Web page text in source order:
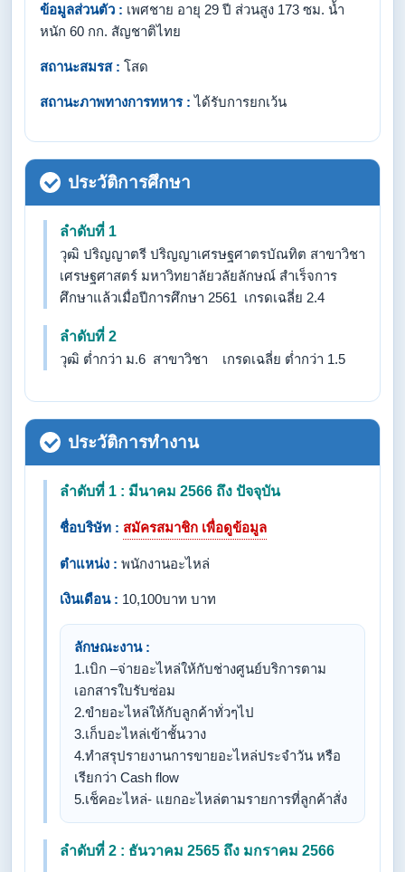
ข้อมูลส่วนตัว : เพศชาย อายุ 29 ปี ส่วนสูง 173 ซม. น้ำ
หนัก 60 กก. สัญชาติไทย
สถานะสมรส : โสด
สถานะภาพทางการทหาร : ได้รับการยกเว้น
ประวัติการศึกษา
ลำดับที่ 1
วุฒิ ปริญญาตรี ปริญญาเศรษฐศาตรบัณทิต สาขาวิชา
เศรษฐศาสตร์ มหาวิทยาลัยวลัยลักษณ์ สำเร็จการ
ศึกษาแล้วเมื่อปีการศึกษา 2561 เกรดเฉลี่ย 2.4
ลำดับที่ 2
วุฒิ ต่ำกว่า ม.6 สาขาวิชา เกรดเฉลี่ย ต่ำกว่า 1.5
ประวัติการทำงาน
ลำดับที่ 1 : มีนาคม 2566 ถึง ปัจจุบัน
ชื่อบริษัท : สมัครสมาชิก เพื่อดูข้อมูล
ตำแหน่ง : พนักงานอะไหล่
เงินเดือน : 10,100บาท บาท
ลักษณะงาน :
1.เบิก –จ่ายอะไหล่ให้กับช่างศูนย์บริการตาม
เอกสารใบรับซ่อม
2.ขำยอะไหล่ให้กับลูกค้าทั่วๆไป
3.เก็บอะไหล่เข้าชั้นวาง
4.ทำสรุปรายงานการขายอะไหล่ประจำวัน หรือ
เรียกว่า Cash flow
5.เช็คอะไหล่- แยกอะไหล่ตามรายการที่ลูกค้าสั่ง
ลำดับที่ 2 : ธันวาคม 2565 ถึง มกราคม 2566